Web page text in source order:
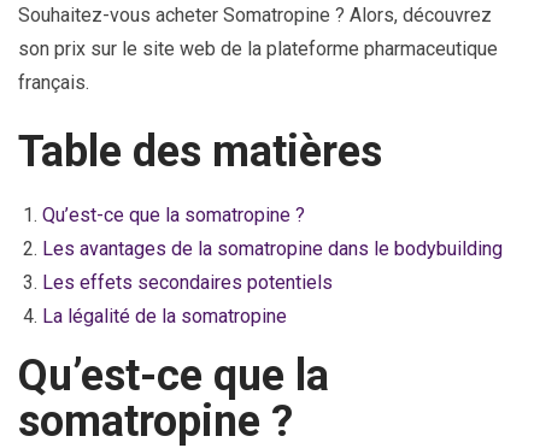
Souhaitez-vous acheter Somatropine ? Alors, découvrez
son prix sur le site web de la plateforme pharmaceutique
français.
Table des matières
Qu’est-ce que la somatropine ?
Les avantages de la somatropine dans le bodybuilding
Les effets secondaires potentiels
La légalité de la somatropine
Qu’est-ce que la
somatropine ?